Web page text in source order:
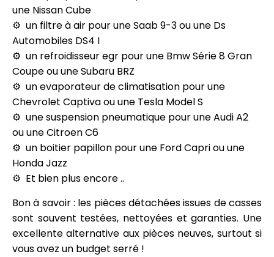
une Nissan Cube
un filtre à air pour une Saab 9-3 ou une Ds
Automobiles DS4 I
un refroidisseur egr pour une Bmw Série 8 Gran
Coupe ou une Subaru BRZ
un evaporateur de climatisation pour une
Chevrolet Captiva ou une Tesla Model S
une suspension pneumatique pour une Audi A2
ou une Citroen C6
un boitier papillon pour une Ford Capri ou une
Honda Jazz
Et bien plus encore ..
Bon à savoir : les pièces détachées issues de casses
sont souvent testées, nettoyées et garanties. Une
excellente alternative aux pièces neuves, surtout si
vous avez un budget serré !